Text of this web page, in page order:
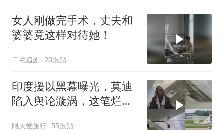
女人刚做完手术，丈夫和
婆婆竟这样对待她！
二毛追剧 20跟贴
印度援以黑幕曝光，莫迪
陷入舆论漩涡，这笔烂账
阿天爱旅行 55跟贴